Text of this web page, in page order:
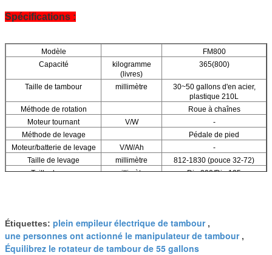
Spécifications :
Modèle
FM800
Capacité
kilogramme
(livres)
365(800)
Taille de tambour millimètre
30~50 gallons d'en acier,
plastique 210L
Méthode de rotation
Roue à chaînes
Moteur tournant
V/W
-
Méthode de levage
Pédale de pied
Moteur/batterie de levage
V/W/Ah
-
Taille de levage
millimètre
812-1830 (pouce 32-72)
Taille de roue
millimètre
Dia.200/Dia.125
Étiquettes: plein empileur électrique de tambour,
une personnes ont actionné le manipulateur de tambour,
Équilibrez le rotateur de tambour de 55 gallons